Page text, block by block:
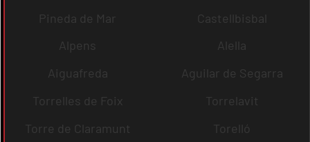
Pineda de Mar
Castellbisbal
Alpens
Alella
Aiguafreda
Aguilar de Segarra
Torrelles de Foix
Torrelavit
Torre de Claramunt
Torelló